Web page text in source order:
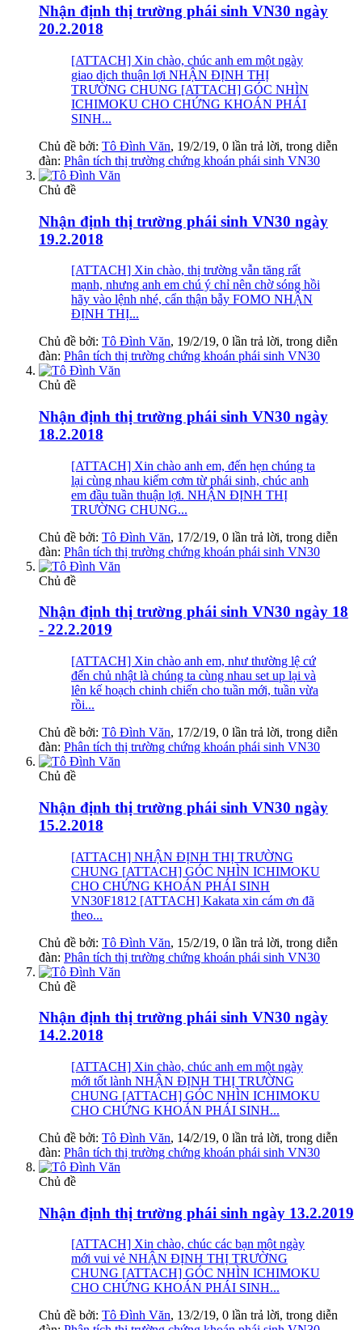
Nhận định thị trường phái sinh VN30 ngày
20.2.2018
[ATTACH] Xin chào, chúc anh em một ngày
giao dịch thuận lợi NHẬN ĐỊNH THỊ
TRƯỜNG CHUNG [ATTACH] GÓC NHÌN
ICHIMOKU CHO CHỨNG KHOÁN PHÁI
SINH...
Chủ đề bởi: Tô Đình Văn, 19/2/19, 0 lần trả lời, trong diễn
đàn: Phân tích thị trường chứng khoán phái sinh VN30
Chủ đề
Nhận định thị trường phái sinh VN30 ngày
19.2.2018
[ATTACH] Xin chào, thị trường vẫn tăng rất
mạnh, nhưng anh em chú ý chỉ nên chờ sóng hồi
hãy vào lệnh nhé, cẩn thận bẫy FOMO NHẬN
ĐỊNH THỊ...
Chủ đề bởi: Tô Đình Văn, 19/2/19, 0 lần trả lời, trong diễn
đàn: Phân tích thị trường chứng khoán phái sinh VN30
Chủ đề
Nhận định thị trường phái sinh VN30 ngày
18.2.2018
[ATTACH] Xin chào anh em, đến hẹn chúng ta
lại cùng nhau kiếm cơm từ phái sinh, chúc anh
em đầu tuần thuận lợi. NHẬN ĐỊNH THỊ
TRƯỜNG CHUNG...
Chủ đề bởi: Tô Đình Văn, 17/2/19, 0 lần trả lời, trong diễn
đàn: Phân tích thị trường chứng khoán phái sinh VN30
Chủ đề
Nhận định thị trường phái sinh VN30 ngày 18
- 22.2.2019
[ATTACH] Xin chào anh em, như thường lệ cứ
đến chủ nhật là chúng ta cùng nhau set up lại và
lên kế hoạch chinh chiến cho tuần mới, tuần vừa
rồi...
Chủ đề bởi: Tô Đình Văn, 17/2/19, 0 lần trả lời, trong diễn
đàn: Phân tích thị trường chứng khoán phái sinh VN30
Chủ đề
Nhận định thị trường phái sinh VN30 ngày
15.2.2018
[ATTACH] NHẬN ĐỊNH THỊ TRƯỜNG
CHUNG [ATTACH] GÓC NHÌN ICHIMOKU
CHO CHỨNG KHOÁN PHÁI SINH
VN30F1812 [ATTACH] Kakata xin cám ơn đã
theo...
Chủ đề bởi: Tô Đình Văn, 15/2/19, 0 lần trả lời, trong diễn
đàn: Phân tích thị trường chứng khoán phái sinh VN30
Chủ đề
Nhận định thị trường phái sinh VN30 ngày
14.2.2018
[ATTACH] Xin chào, chúc anh em một ngày
mới tốt lành NHẬN ĐỊNH THỊ TRƯỜNG
CHUNG [ATTACH] GÓC NHÌN ICHIMOKU
CHO CHỨNG KHOÁN PHÁI SINH...
Chủ đề bởi: Tô Đình Văn, 14/2/19, 0 lần trả lời, trong diễn
đàn: Phân tích thị trường chứng khoán phái sinh VN30
Chủ đề
Nhận định thị trường phái sinh ngày 13.2.2019
[ATTACH] Xin chào, chúc các bạn một ngày
mới vui vẻ NHẬN ĐỊNH THỊ TRƯỜNG
CHUNG [ATTACH] GÓC NHÌN ICHIMOKU
CHO CHỨNG KHOÁN PHÁI SINH...
Chủ đề bởi: Tô Đình Văn, 13/2/19, 0 lần trả lời, trong diễn